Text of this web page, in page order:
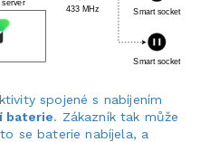
spojené s nabíjením
baterie. Zákazník tak může
se baterie nabíjela, a